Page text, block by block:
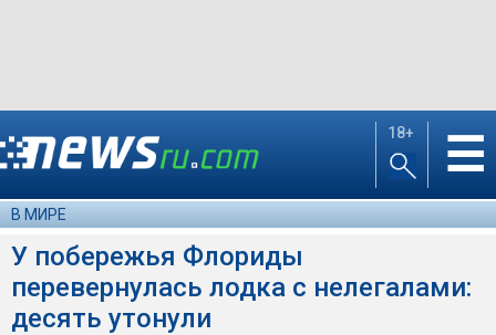
18+ ☰
В МИРЕ
У побережья Флориды
перевернулась лодка с нелегалами:
десять утонули